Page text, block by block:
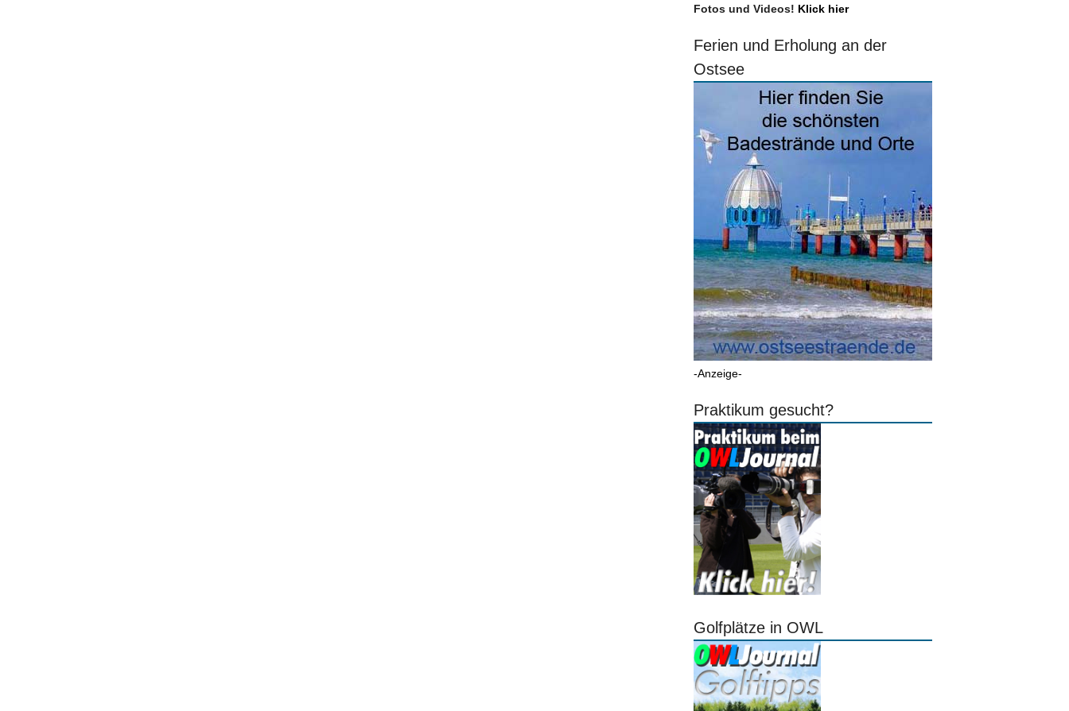
Fotos und Videos! Klick hier
Ferien und Erholung an der
Ostsee
-Anzeige-
Praktikum gesucht?
Golfplätze in OWL